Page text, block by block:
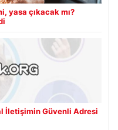
yasa çıkacak mı?
İletişimin Güvenli Adresi